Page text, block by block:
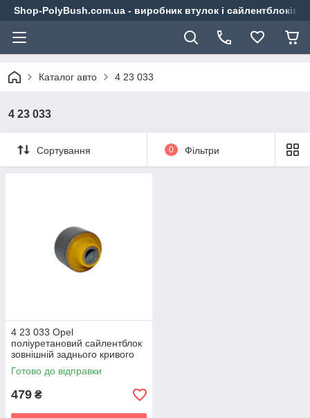
Shop-PolyBush.com.ua - виробник втулок і сайлентблоків
Каталог авто 4 23 033
4 23 033
Сортування 0 Фільтри
4 23 033 Opel
поліуретановий сайлентблок
зовнішній заднього кривого
поперечного важеля
(дорестайл v19
Готово до відправки
479 ₴